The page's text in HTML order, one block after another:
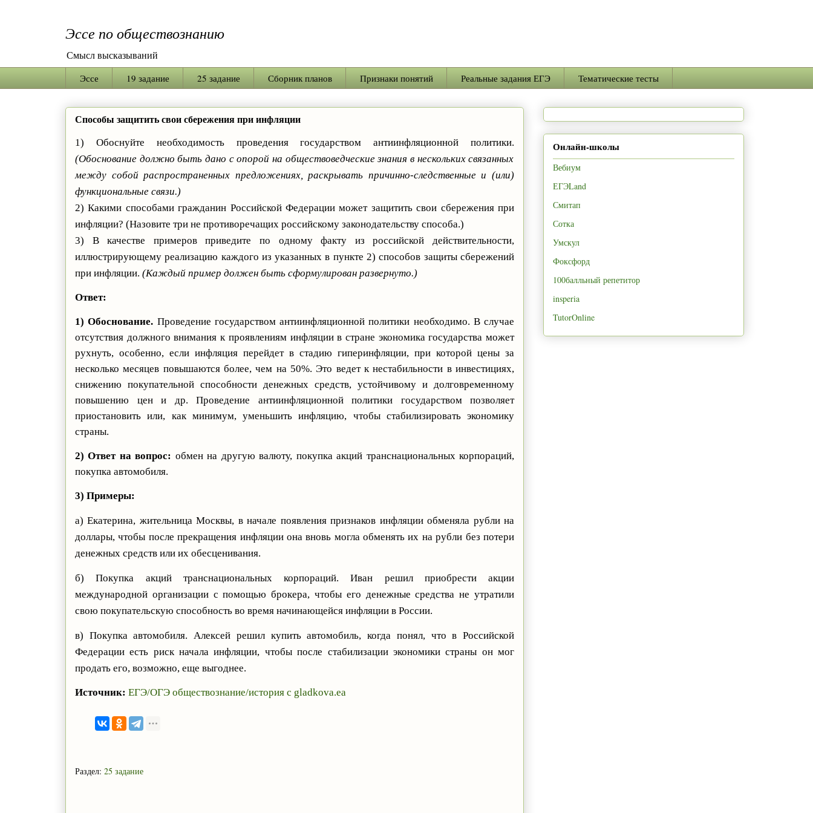
Эссе по обществознанию
Смысл высказываний
Эссе 19 задание 25 задание Сборник планов Признаки понятий Реальные задания ЕГЭ Тематические тесты
Способы защитить свои сбережения при инфляции
1) Обоснуйте необходимость проведения государством антиинфляционной политики.
(Обоснование должно быть дано с опорой на обществоведческие знания в нескольких связанных
между собой распространенных предложениях, раскрывать причинно-следственные и (или)
функциональные связи.)
2) Какими способами гражданин Российской Федерации может защитить свои сбережения при
инфляции? (Назовите три не противоречащих российскому законодательству способа.)
3) В качестве примеров приведите по одному факту из российской действительности,
иллюстрирующему реализацию каждого из указанных в пункте 2) способов защиты сбережений
при инфляции. (Каждый пример должен быть сформулирован развернуто.)
Ответ:
1) Обоснование. Проведение государством антиинфляционной политики необходимо. В случае
отсутствия должного внимания к проявлениям инфляции в стране экономика государства может
рухнуть, особенно, если инфляция перейдет в стадию гиперинфляции, при которой цены за
несколько месяцев повышаются более, чем на 50%. Это ведет к нестабильности в инвестициях,
снижению покупательной способности денежных средств, устойчивому и долговременному
повышению цен и др. Проведение антиинфляционной политики государством позволяет
приостановить или, как минимум, уменьшить инфляцию, чтобы стабилизировать экономику
страны.
2) Ответ на вопрос: обмен на другую валюту, покупка акций транснациональных корпораций,
покупка автомобиля.
3) Примеры:
а) Екатерина, жительница Москвы, в начале появления признаков инфляции обменяла рубли на
доллары, чтобы после прекращения инфляции она вновь могла обменять их на рубли без потери
денежных средств или их обесценивания.
б) Покупка акций транснациональных корпораций. Иван решил приобрести акции
международной организации с помощью брокера, чтобы его денежные средства не утратили
свою покупательскую способность во время начинающейся инфляции в России.
в) Покупка автомобиля. Алексей решил купить автомобиль, когда понял, что в Российской
Федерации есть риск начала инфляции, чтобы после стабилизации экономики страны он мог
продать его, возможно, еще выгоднее.
Источник: ЕГЭ/ОГЭ обществознание/история с gladkova.ea
Раздел: 25 задание
Онлайн-школы
Вебиум
ЕГЭLand
Смитап
Сотка
Умскул
Фоксфорд
100балльный репетитор
insperia
TutorOnline